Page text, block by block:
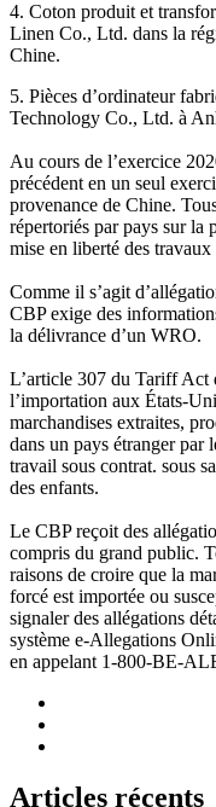
4. Coton produit et
Linen Co., Ltd. dans la
Chine.
5. Pièces d’ordinateur
Technology Co., Ltd. à
Au cours de l’exercice
précédent en un seul
provenance de Chine.
répertoriés par pays sur la
mise en liberté des
Comme il s’agit
CBP exige des
la délivrance d’un WRO.
L’article 307 du Tariff
l’importation aux États-
marchandises extraites,
dans un pays étranger
travail sous contrat. sous
des enfants.
Le CBP reçoit des
compris du grand public.
raisons de croire que la
forcé est importée ou
signaler des allégations
système e-Allegations
en appelant 1-800-BE-
Articles récents